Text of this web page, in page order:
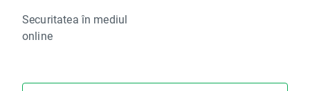
Securitatea în mediul
online